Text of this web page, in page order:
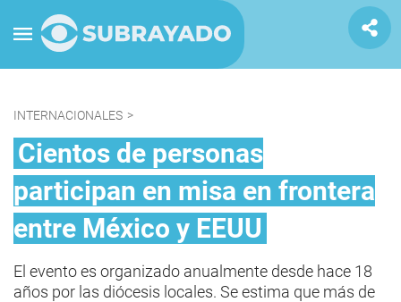
INTERNACIONALES >
Cientos de personas
participan en misa en frontera
entre México y EEUU
El evento es organizado anualmente desde hace 18
años por las diócesis locales. Se estima que más de